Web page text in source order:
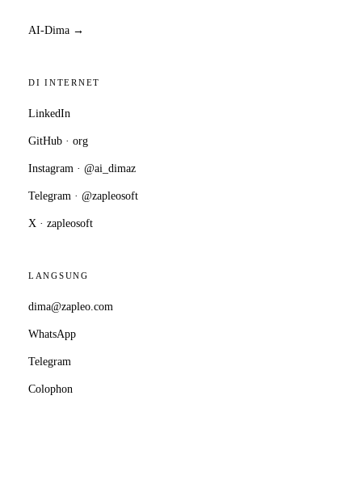
AI-Dima →
DI INTERNET
LinkedIn
GitHub · org
Instagram · @ai_dimaz
Telegram · @zapleosoft
X · zapleosoft
LANGSUNG
dima@zapleo.com
WhatsApp
Telegram
Colophon